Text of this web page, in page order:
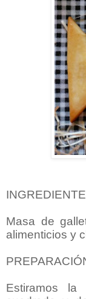
Masa de
alimenticios y
Estiramos la